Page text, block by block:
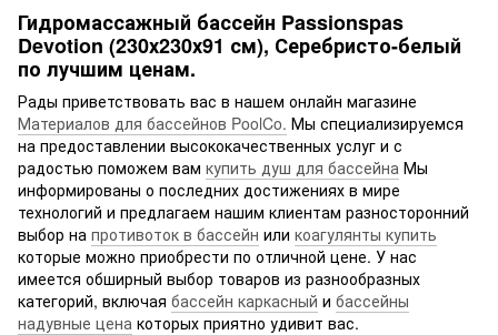
Гидромассажный бассейн Passionspas
Devotion (230х230х91 см), Серебристо-белый
по лучшим ценам.
Рады приветствовать вас в нашем онлайн магазине
Материалов для бассейнов PoolCo. Мы специализируемся
на предоставлении высококачественных услуг и с
радостью поможем вам купить душ для бассейна Мы
информированы о последних достижениях в мире
технологий и предлагаем нашим клиентам разносторонний
выбор на противоток в бассейн или коагулянты купить
которые можно приобрести по отличной цене. У нас
имеется обширный выбор товаров из разнообразных
категорий, включая бассейн каркасный и бассейны
надувные цена которых приятно удивит вас.